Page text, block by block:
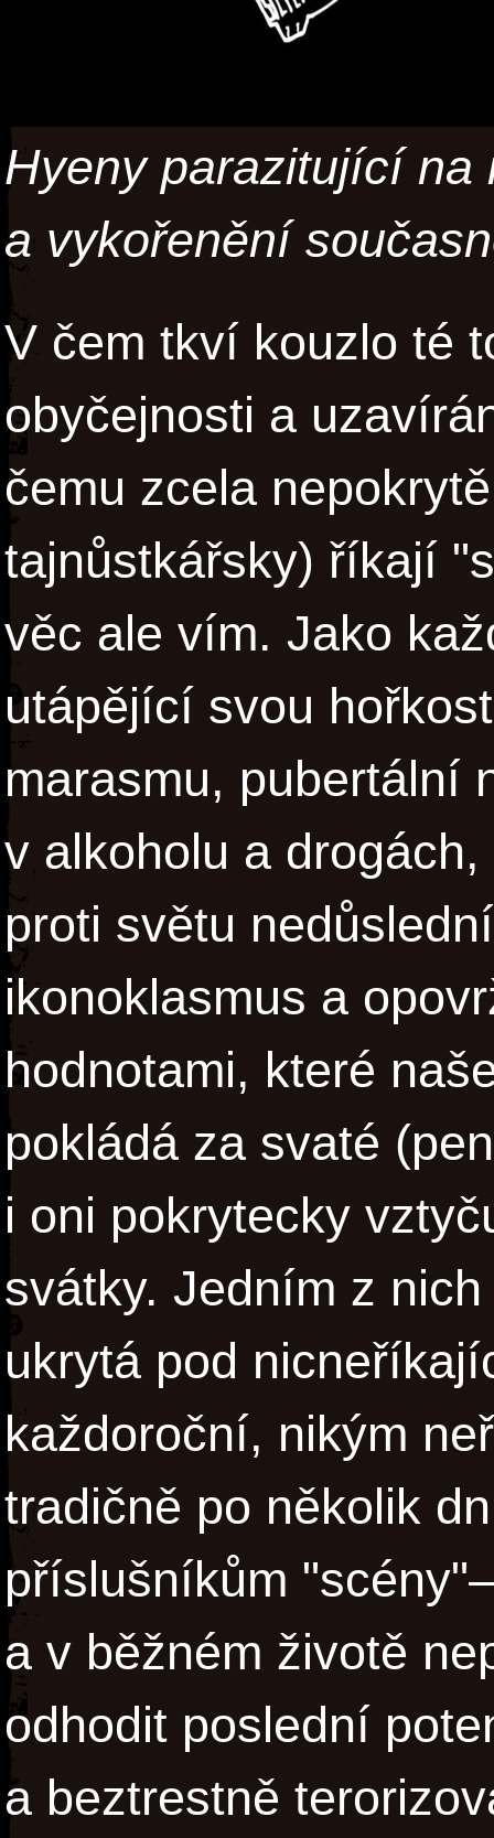
Hyeny parazitující na
a vykořenění
V čem tkví kouzlo té
obyčejnosti a
čemu zcela
tajnůstkářsky) říkají
věc ale vím. Jako
utápějící svou
marasmu, pubertální
v alkoholu a
proti světu
ikonoklasmus a
hodnotami, které
pokládá za svaté
i oni pokrytecky
svátky. Jedním z
ukrytá pod
každoroční, nikým
tradičně po několik
příslušníkům
a v běžném životě
odhodit poslední
a beztrestně